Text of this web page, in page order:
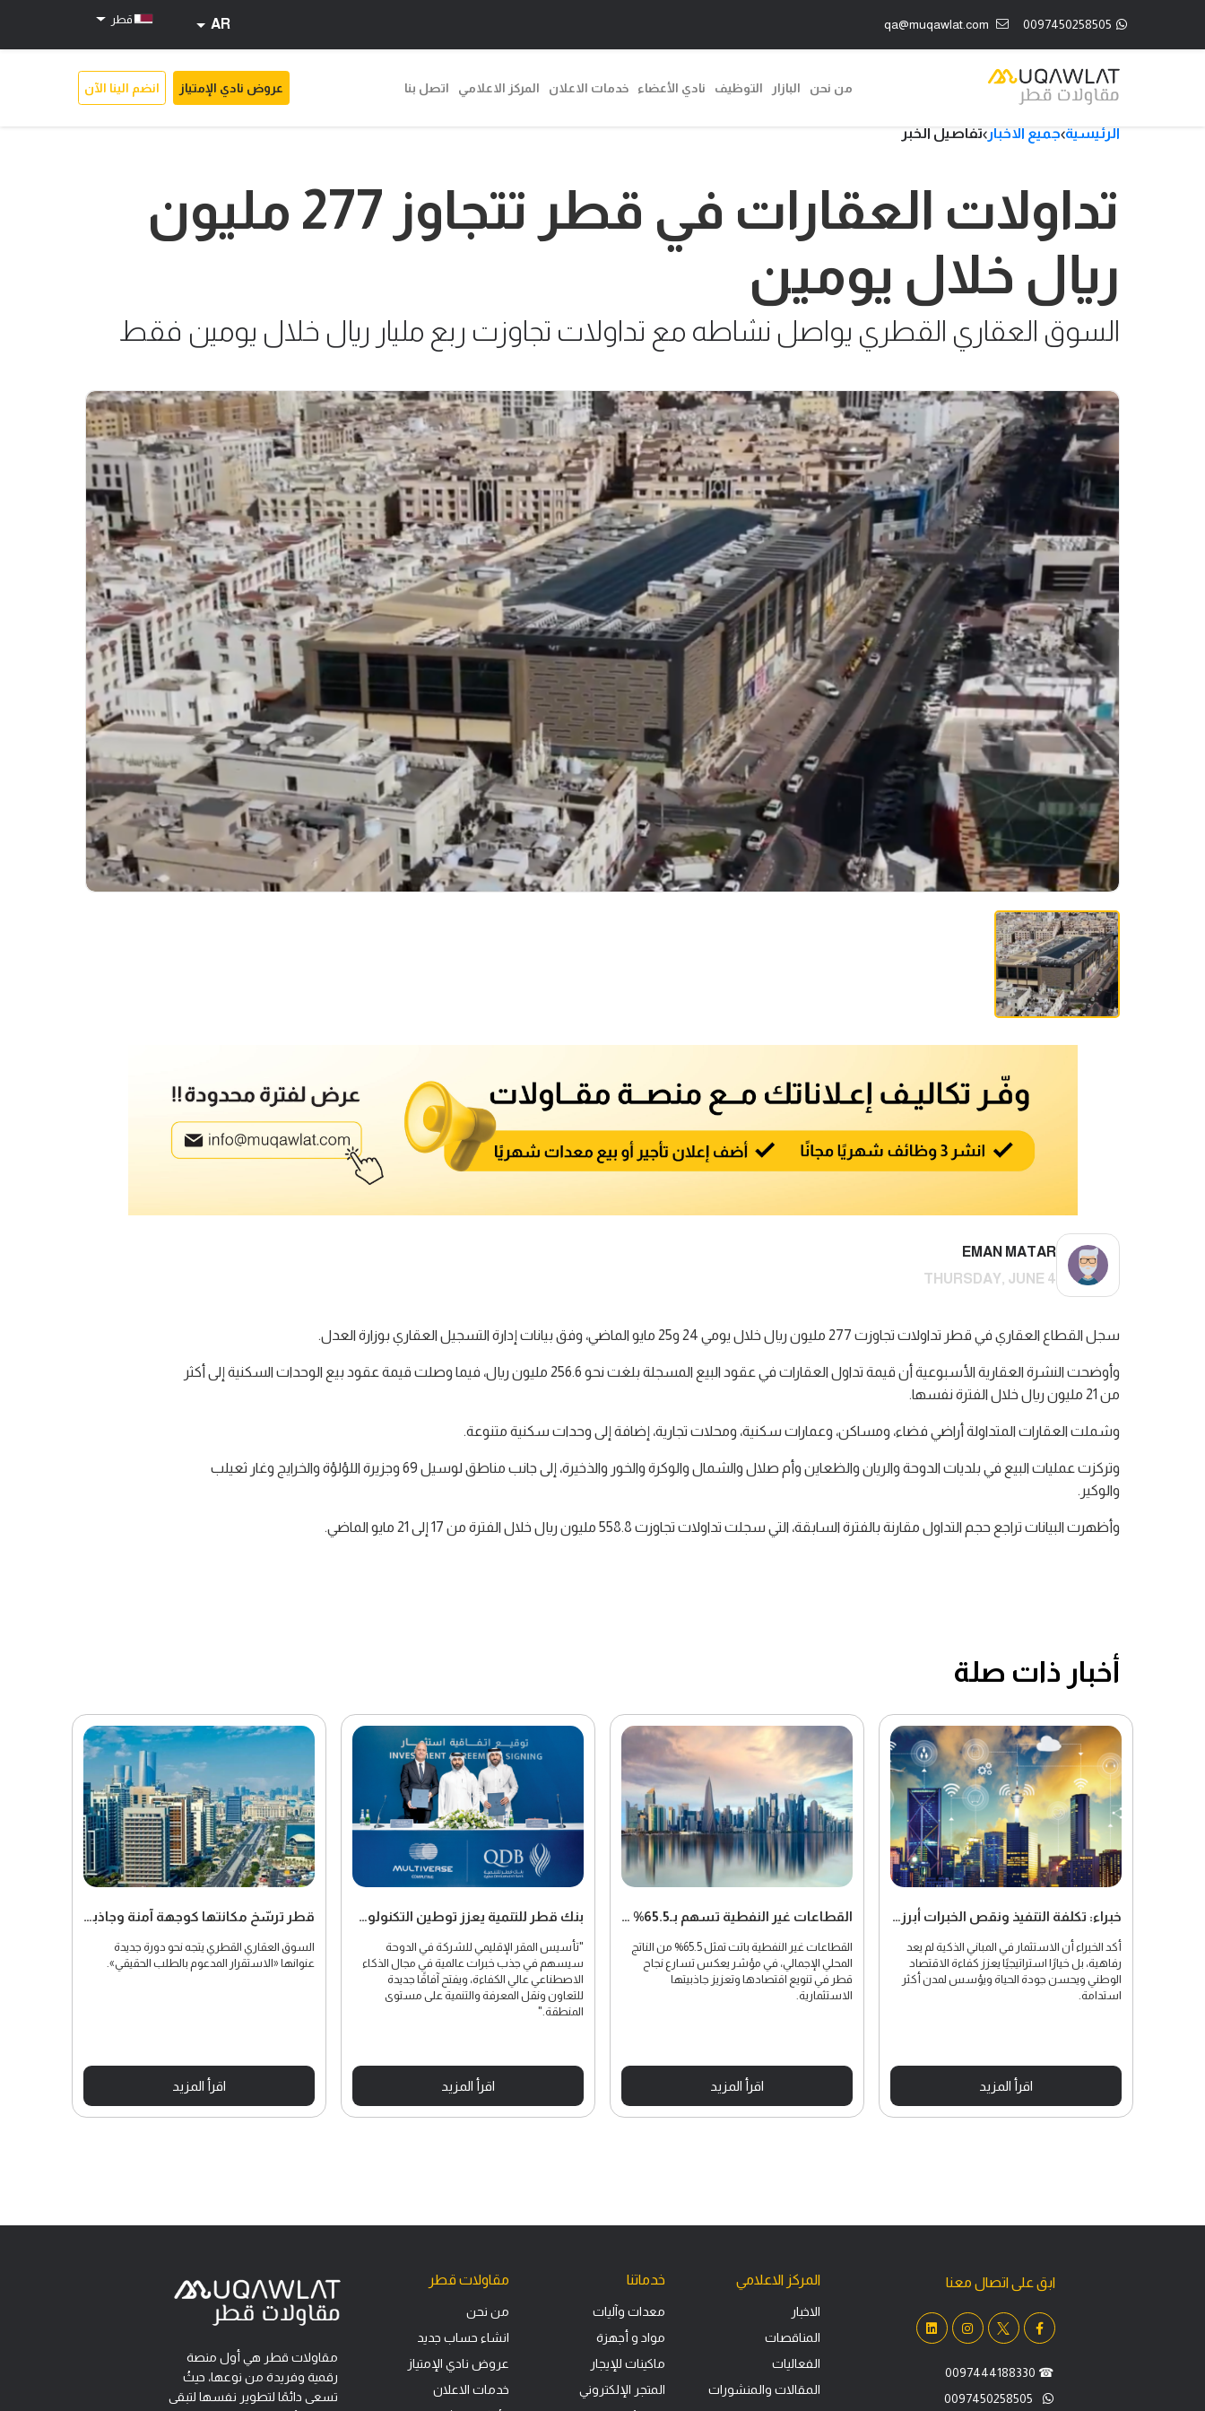
0097450258505
qa@muqawlat.com
AR قطر
من نحن البازار التوظيف نادي الأعضاء خدمات الاعلان المركز الاعلامي اتصل بنا عروض نادي الإمتياز انضم الينا الآن
الرئيسية جميع الاخبار تفاصيل الخبر
تداولات العقارات في قطر تتجاوز 277 مليون
ريال خلال يومين
السوق العقاري القطري يواصل نشاطه مع تداولات تجاوزت ربع مليار ريال خلال يومين فقط
EMAN MATAR
THURSDAY, JUNE 4
سجل القطاع العقاري في قطر تداولات تجاوزت 277 مليون ريال خلال يومي 24 و25 مايو الماضي، وفق بيانات إدارة التسجيل العقاري بوزارة العدل.
وأوضحت النشرة العقارية الأسبوعية أن قيمة تداول العقارات في عقود البيع المسجلة بلغت نحو 256.6 مليون ريال، فيما وصلت قيمة عقود بيع الوحدات السكنية إلى أكثر
من 21 مليون ريال خلال الفترة نفسها.
وشملت العقارات المتداولة أراضي فضاء، ومساكن، وعمارات سكنية، ومحلات تجارية، إضافة إلى وحدات سكنية متنوعة.
وتركزت عمليات البيع في بلديات الدوحة والريان والظعاين وأم صلال والشمال والوكرة والخور والذخيرة، إلى جانب مناطق لوسيل 69 وجزيرة اللؤلؤة والخرايج وغار ثعيلب
والوكير.
وأظهرت البيانات تراجع حجم التداول مقارنة بالفترة السابقة، التي سجلت تداولات تجاوزت 558.8 مليون ريال خلال الفترة من 17 إلى 21 مايو الماضي.
أخبار ذات صلة
قطر ترسّخ مكانتها كوجهة آمنة وجاذبة للاستثمار العقاري في المنطقة
السوق العقاري القطري يتجه نحو دورة جديدة
عنوانها «الاستقرار المدعوم بالطلب الحقيقي».
اقرأ المزيد
بنك قطر للتنمية يعزز توطين التكنولوجيا باستثمار جديد في الذكاء الاصطناعي
"تأسيس المقر الإقليمي للشركة في الدوحة
سيسهم في جذب خبرات عالمية في مجال الذكاء
الاصطناعي عالي الكفاءة، ويفتح آفاقًا جديدة
للتعاون ونقل المعرفة والتنمية على مستوى
المنطقة."
اقرأ المزيد
القطاعات غير النفطية تسهم بـ65.5% من الناتج المحلي الإجمالي في قطر
القطاعات غير النفطية باتت تمثل 65.5% من الناتج
المحلي الإجمالي، في مؤشر يعكس تسارع نجاح
قطر في تنويع اقتصادها وتعزيز جاذبيتها
الاستثمارية.
اقرأ المزيد
خبراء: تكلفة التنفيذ ونقص الخبرات أبرز تحديات التوسع في المدن الذكية
أكد الخبراء أن الاستثمار في المباني الذكية لم يعد
رفاهية، بل خيارًا استراتيجيًا يعزز كفاءة الاقتصاد
الوطني ويحسن جودة الحياة ويؤسس لمدن أكثر
استدامة.
اقرأ المزيد
مقاولات قطر هي أول منصة
رقمية وفريدة من نوعها، حيثُ
تسعى دائمًا لتطوير نفسها لتبقى
مقاولات قطر
من نحن
انشاء حساب جديد
عروض نادي الإمتياز
خدمات الاعلان
خدماتنا
معدات وآليات
مواد و أجهزة
ماكينات للإيجار
المتجر الإلكتروني
المركز الاعلامي
الاخبار
المناقصات
الفعاليات
المقالات والمنشورات
ابق على اتصال معنا
☎
0097444188330
0097450258505